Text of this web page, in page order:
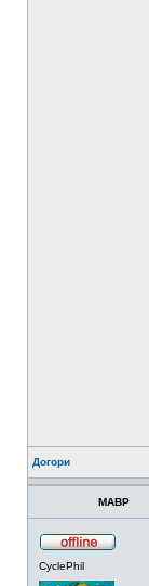
Догори
MABP
CyclePhil